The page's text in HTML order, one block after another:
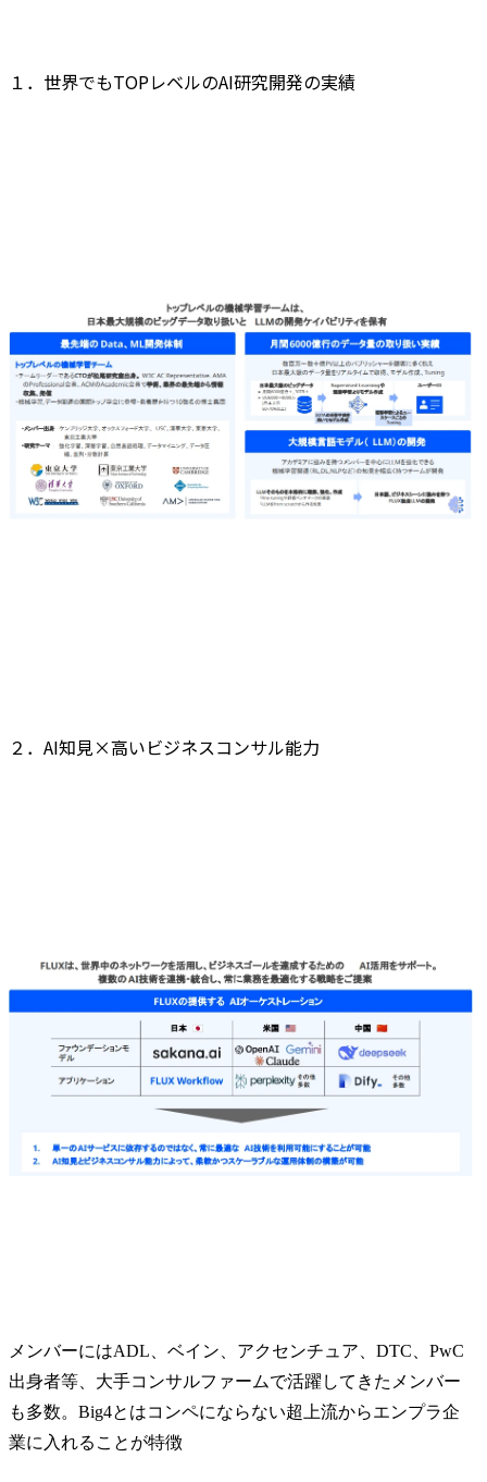
１．世界でもTOPレベルのAI研究開発の実績
２．AI知見×高いビジネスコンサル能力
メンバーにはADL、ベイン、アクセンチュア、DTC、PwC
出身者等、大手コンサルファームで活躍してきたメンバー
も多数。Big4とはコンペにならない超上流からエンプラ企